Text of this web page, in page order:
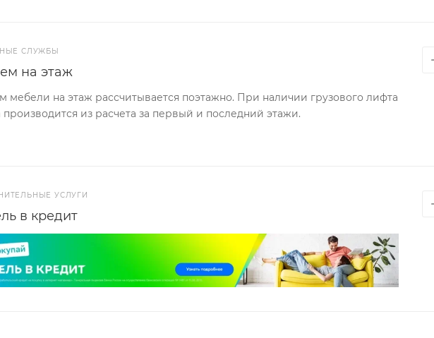
СЛУЖБЫ
на этаж
мебели на этаж рассчитывается поэтажно. При наличии грузового лифта
производится из расчета за первый и последний этажи.
УСЛУГИ
в кредит